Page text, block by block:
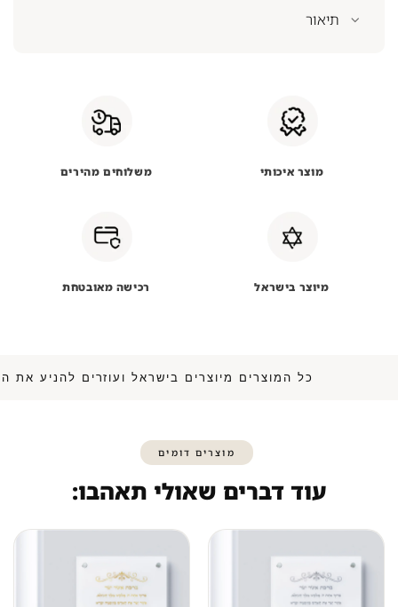
תיאור
מוצר איכותי משלוחים מהירים
מיוצר בישראל רכישה מאובטחת
כל המוצרים מיוצרים בישראל ועוזרים
מוצרים דומים
עוד דברים שאולי תאהבו: